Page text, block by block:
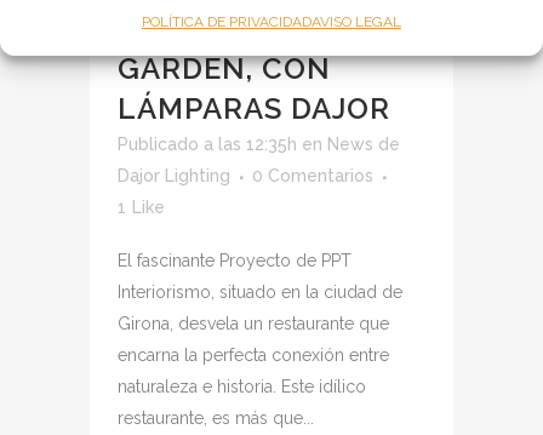
POLÍTICA DE PRIVACIDADAVISO LEGAL
GIRONA, MEAT
GARDEN, CON
LÁMPARAS DAJOR
Publicado a las 12:35h en News de
Dajor Lighting
0 Comentarios
1 Like
El fascinante Proyecto de PPT
Interiorismo, situado en la ciudad de
Girona, desvela un restaurante que
encarna la perfecta conexión entre
naturaleza e historia. Este idílico
restaurante, es más que...